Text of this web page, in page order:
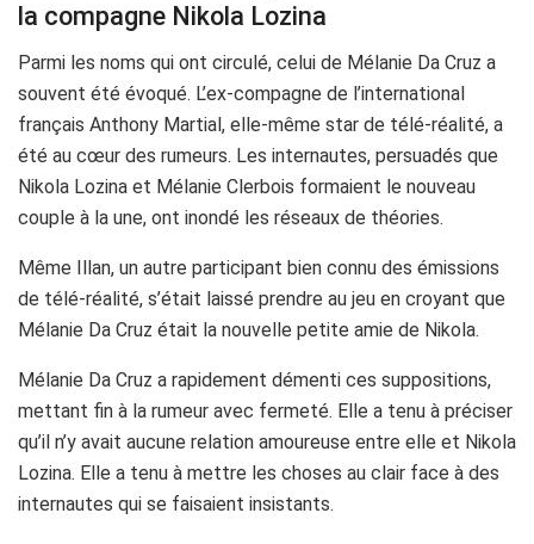
la compagne Nikola Lozina
Parmi les noms qui ont circulé, celui de Mélanie Da Cruz a
souvent été évoqué. L’ex-compagne de l’international
français Anthony Martial, elle-même star de télé-réalité, a
été au cœur des rumeurs. Les internautes, persuadés que
Nikola Lozina et Mélanie Clerbois formaient le nouveau
couple à la une, ont inondé les réseaux de théories.
Même Illan, un autre participant bien connu des émissions
de télé-réalité, s’était laissé prendre au jeu en croyant que
Mélanie Da Cruz était la nouvelle petite amie de Nikola.
Mélanie Da Cruz a rapidement démenti ces suppositions,
mettant fin à la rumeur avec fermeté. Elle a tenu à préciser
qu’il n’y avait aucune relation amoureuse entre elle et Nikola
Lozina. Elle a tenu à mettre les choses au clair face à des
internautes qui se faisaient insistants.